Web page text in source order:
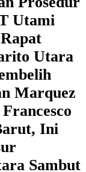
Utami
Utara
Marquez
Ini
Sambut